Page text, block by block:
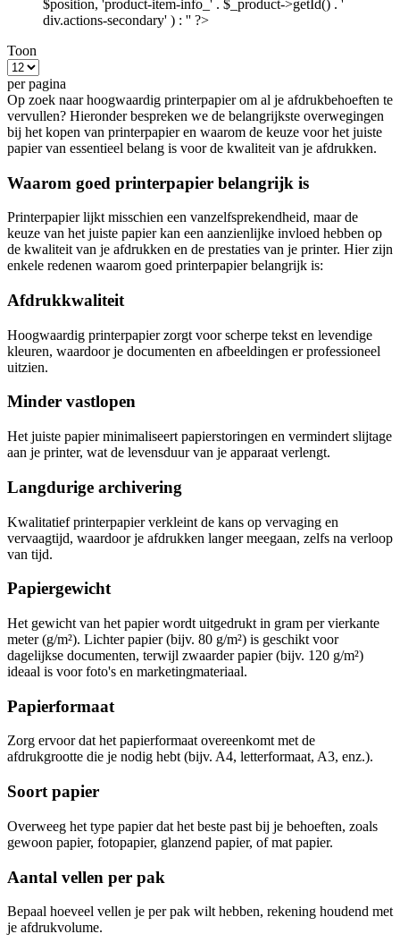
$position, 'product-item-info_' . $_product->getId() . '
div.actions-secondary' ) : '' ?>
Toon
per pagina
Op zoek naar hoogwaardig printerpapier om al je afdrukbehoeften te
vervullen? Hieronder bespreken we de belangrijkste overwegingen
bij het kopen van printerpapier en waarom de keuze voor het juiste
papier van essentieel belang is voor de kwaliteit van je afdrukken.
Waarom goed printerpapier belangrijk is
Printerpapier lijkt misschien een vanzelfsprekendheid, maar de
keuze van het juiste papier kan een aanzienlijke invloed hebben op
de kwaliteit van je afdrukken en de prestaties van je printer. Hier zijn
enkele redenen waarom goed printerpapier belangrijk is:
Afdrukkwaliteit
Hoogwaardig printerpapier zorgt voor scherpe tekst en levendige
kleuren, waardoor je documenten en afbeeldingen er professioneel
uitzien.
Minder vastlopen
Het juiste papier minimaliseert papierstoringen en vermindert slijtage
aan je printer, wat de levensduur van je apparaat verlengt.
Langdurige archivering
Kwalitatief printerpapier verkleint de kans op vervaging en
vervaagtijd, waardoor je afdrukken langer meegaan, zelfs na verloop
van tijd.
Papiergewicht
Het gewicht van het papier wordt uitgedrukt in gram per vierkante
meter (g/m²). Lichter papier (bijv. 80 g/m²) is geschikt voor
dagelijkse documenten, terwijl zwaarder papier (bijv. 120 g/m²)
ideaal is voor foto's en marketingmateriaal.
Papierformaat
Zorg ervoor dat het papierformaat overeenkomt met de
afdrukgrootte die je nodig hebt (bijv. A4, letterformaat, A3, enz.).
Soort papier
Overweeg het type papier dat het beste past bij je behoeften, zoals
gewoon papier, fotopapier, glanzend papier, of mat papier.
Aantal vellen per pak
Bepaal hoeveel vellen je per pak wilt hebben, rekening houdend met
je afdrukvolume.